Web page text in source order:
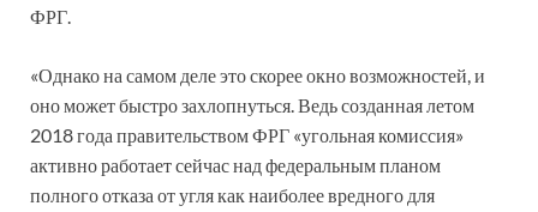
ФРГ.
«Однако на самом деле это скорее окно возможностей, и
оно может быстро захлопнуться. Ведь созданная летом
2018 года правительством ФРГ «угольная комиссия»
активно работает сейчас над федеральным планом
полного отказа от угля как наиболее вредного для